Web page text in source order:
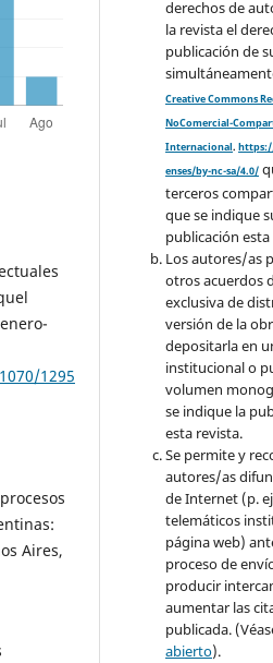
1295
Aires,
derechos de
la revista el
publicación de
Creative Commons
NoComercial-
Internacional.
enses/by-nc-sa/4.0/
terceros
que se indique
publicación
Los autores/as
otros acuerdos
exclusiva de
versión de la
depositarla en
institucional o
volumen
se indique la
esta revista.
Se permite y
autores/as
de Internet (p.
telemáticos
página web)
proceso de
producir
aumentar las
publicada.
abierto).